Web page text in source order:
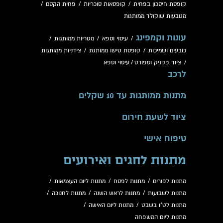
קופסת חיסכון בפחית / קופסאות סוכריות / פחית הקסם /
מטבעות שוקולד ממותגות
עונות וקמפינג / עיסוי וספא / מטריות ממותגות /
כובעים ושמיכות / קופסת טישו ממותגת / צידניות ממותגות
/ ציוד פקניק וספורט / עיסוי וספא
לרכב
מתנות ממותגות עד 10 שקלים
ציוד לשעת חירום
טיפוח אישי
מתנות לחגים ואירועים
מתנות לפורים / מתנות לפסח / מתנות ליום העצמאות /
מתנות לשבועות / מתנות לראש השנה / מתנות לחנוכה /
מתנות לט"ו בשבט / מתנות ליום האישה /
מתנות ליום המשפחה